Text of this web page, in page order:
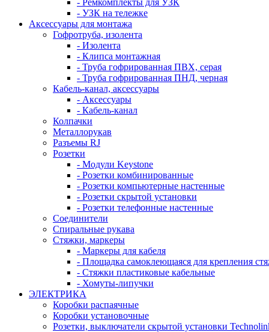
- Ремкомплекты для УЗК
- УЗК на тележке
Аксессуары для монтажа
Гофротруба, изолента
- Изолента
- Клипса монтажная
- Труба гофрированная ПВХ, серая
- Труба гофрированная ПНД, черная
Кабель-канал, аксессуары
- Аксессуары
- Кабель-канал
Колпачки
Металлорукав
Разъемы RJ
Розетки
- Модули Keystone
- Розетки комбинированные
- Розетки компьютерные настенные
- Розетки скрытой установки
- Розетки телефонные настенные
Соединители
Спиральные рукава
Стяжки, маркеры
- Маркеры для кабеля
- Площадка самоклеющаяся для крепления
- Стяжки пластиковые кабельные
- Хомуты-липучки
ЭЛЕКТРИКА
Коробки распаячные
Коробки установочные
Розетки, выключатели скрытой установки